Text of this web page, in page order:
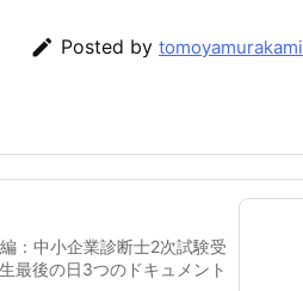
 Posted by tomoyamurakami
：中小企業診断士2次試験受
最後の日3つのドキュメント